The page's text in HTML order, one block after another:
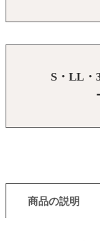
S・LL・
商品の説明